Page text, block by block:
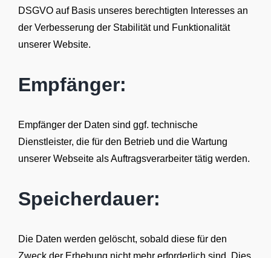
DSGVO auf Basis unseres berechtigten Interesses an
der Verbesserung der Stabilität und Funktionalität
unserer Website.
Empfänger:
Empfänger der Daten sind ggf. technische
Dienstleister, die für den Betrieb und die Wartung
unserer Webseite als Auftragsverarbeiter tätig werden.
Speicherdauer:
Die Daten werden gelöscht, sobald diese für den